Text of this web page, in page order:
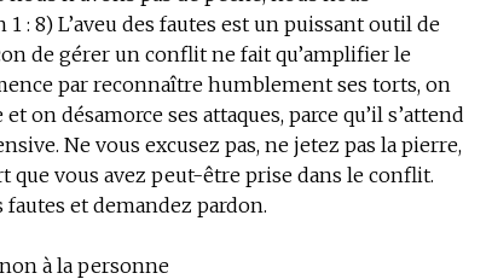
: 8) L’aveu des fautes est un puissant outil de
de gérer un conflit ne fait qu’amplifier le
par reconnaître humblement ses torts, on
on désamorce ses attaques, parce qu’il s’attend
Ne vous excusez pas, ne jetez pas la pierre,
que vous avez peut-être prise dans le conflit.
et demandez pardon.
à la personne